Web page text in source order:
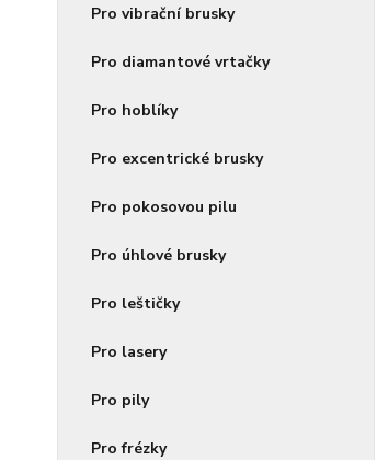
Pro vibrační brusky
Pro diamantové vrtačky
Pro hoblíky
Pro excentrické brusky
Pro pokosovou pilu
Pro úhlové brusky
Pro leštičky
Pro lasery
Pro pily
Pro frézky